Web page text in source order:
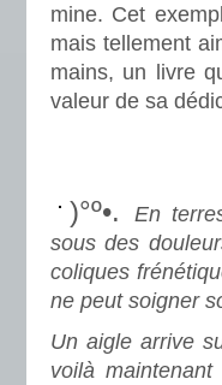
mine. Cet
mais tellement
mains, un livre
valeur de sa
)°º•.
En
sous des
coliques
ne peut soigner
Un aigle arrive
voilà